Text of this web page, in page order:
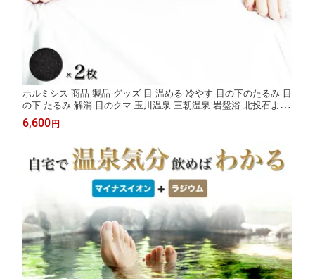
ホルミシス 商品 製品 グッズ 目 温める 冷やす 目の下のたるみ 目
の下 たるみ 解消 目のクマ 玉川温泉 三朝温泉 岩盤浴 北投石より
ラジウム 鉱石 自宅 チップ 2枚 温活グッズ 健康グッズ バドガシ
ュタイン
6,600円